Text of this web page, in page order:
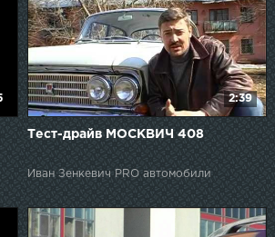
2:39
Тест-драйв МОСКВИЧ 408
Иван Зенкевич PRO автомобили